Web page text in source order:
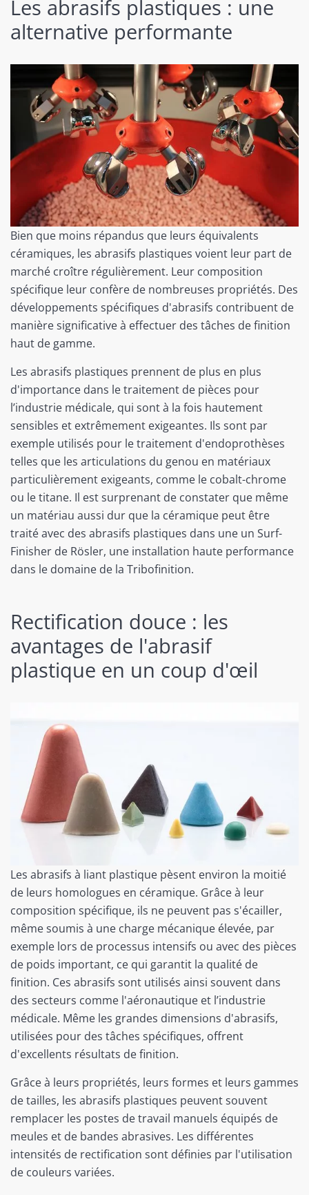
Les abrasifs plastiques : une
alternative performante
Bien que moins répandus que leurs équivalents
céramiques, les abrasifs plastiques voient leur part de
marché croître régulièrement. Leur composition
spécifique leur confère de nombreuses propriétés. Des
développements spécifiques d'abrasifs contribuent de
manière significative à effectuer des tâches de finition
haut de gamme.
Les abrasifs plastiques prennent de plus en plus
d'importance dans le traitement de pièces pour
l’industrie médicale, qui sont à la fois hautement
sensibles et extrêmement exigeantes. Ils sont par
exemple utilisés pour le traitement d'endoprothèses
telles que les articulations du genou en matériaux
particulièrement exigeants, comme le cobalt-chrome
ou le titane. Il est surprenant de constater que même
un matériau aussi dur que la céramique peut être
traité avec des abrasifs plastiques dans une un Surf-
Finisher de Rösler, une installation haute performance
dans le domaine de la Tribofinition.
Rectification douce : les
avantages de l'abrasif
plastique en un coup d'œil
Les abrasifs à liant plastique pèsent environ la moitié
de leurs homologues en céramique. Grâce à leur
composition spécifique, ils ne peuvent pas s'écailler,
même soumis à une charge mécanique élevée, par
exemple lors de processus intensifs ou avec des pièces
de poids important, ce qui garantit la qualité de
finition. Ces abrasifs sont utilisés ainsi souvent dans
des secteurs comme l'aéronautique et l’industrie
médicale. Même les grandes dimensions d'abrasifs,
utilisées pour des tâches spécifiques, offrent
d'excellents résultats de finition.
Grâce à leurs propriétés, leurs formes et leurs gammes
de tailles, les abrasifs plastiques peuvent souvent
remplacer les postes de travail manuels équipés de
meules et de bandes abrasives. Les différentes
intensités de rectification sont définies par l'utilisation
de couleurs variées.